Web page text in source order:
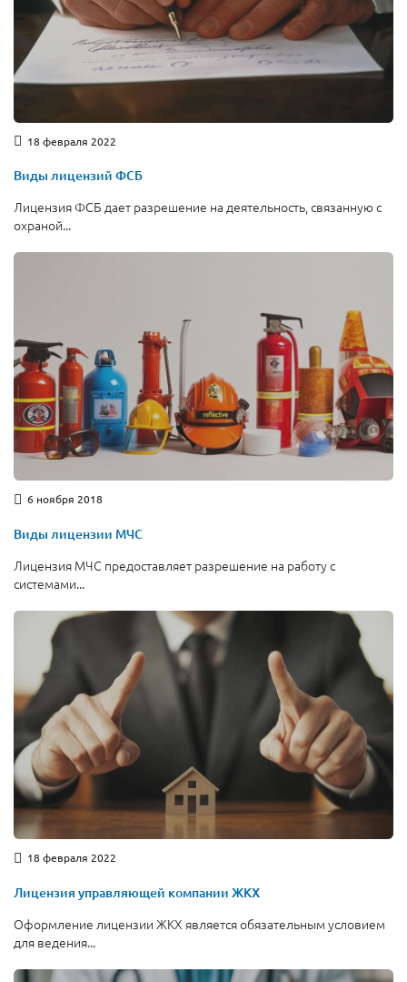
18 февраля 2022
Виды лицензий ФСБ
Лицензия ФСБ дает разрешение на деятельность, связанную с
охраной...
6 ноября 2018
Виды лицензии МЧС
Лицензия МЧС предоставляет разрешение на работу с
системами...
18 февраля 2022
Лицензия управляющей компании ЖКХ
Оформление лицензии ЖКХ является обязательным условием
для ведения...